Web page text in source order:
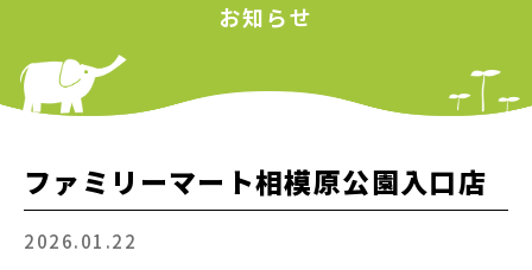
お知らせ
ファミリーマート相模原公園入口店
2026.01.22